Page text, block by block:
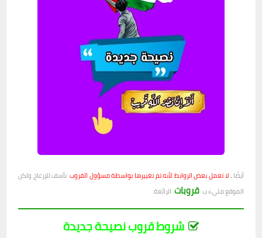
أيضًا ، لا تعمل بعض الروابط لأنه تم تغييرها بواسطة مسؤول القروب. نأسف للإزعاج ولكن
الموقع مليء ب قروبات الرائعة.
شروط قروب نصيحة جديدة